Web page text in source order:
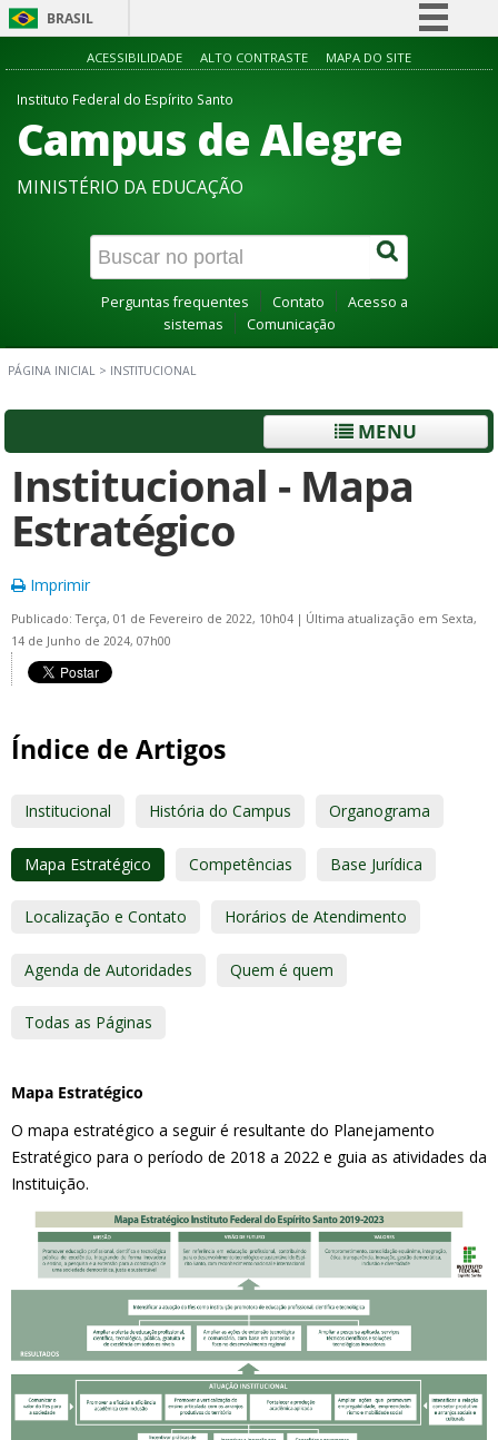
BRASIL
Simplifique!
Acesso à informação
Canais
ACESSIBILIDADE ALTO CONTRASTE MAPA DO SITE
Instituto Federal do Espírito Santo
Campus de Alegre
MINISTÉRIO DA EDUCAÇÃO
Perguntas frequentes Contato
Acesso a
sistemas
Comunicação
PÁGINA INICIAL > INSTITUCIONAL
MENU
Institucional - Mapa
Estratégico
Imprimir
Publicado: Terça, 01 de Fevereiro de 2022, 10h04 | Última atualização em Sexta,
14 de Junho de 2024, 07h00
Índice de Artigos
Institucional História do Campus Organograma
Mapa Estratégico Competências Base Jurídica
Localização e Contato Horários de Atendimento
Agenda de Autoridades Quem é quem
Todas as Páginas
Mapa Estratégico
O mapa estratégico a seguir é resultante do Planejamento
Estratégico para o período de 2018 a 2022 e guia as atividades da
Instituição.